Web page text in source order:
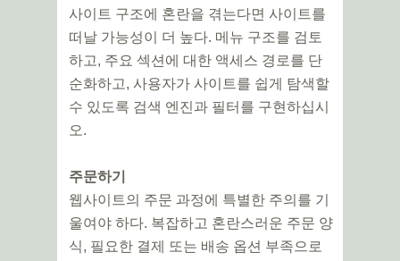
사이트 구조에 혼란을 겪는다면 사이트를
떠날 가능성이 더 높다. 메뉴 구조를 검토
하고, 주요 섹션에 대한 액세스 경로를 단
순화하고, 사용자가 사이트를 쉽게 탐색할
수 있도록 검색 엔진과 필터를 구현하십시
오.
주문하기
웹사이트의 주문 과정에 특별한 주의를 기
울여야 하다. 복잡하고 혼란스러운 주문 양
식, 필요한 결제 또는 배송 옵션 부족으로